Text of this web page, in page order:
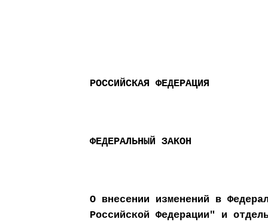
РОССИЙСКАЯ ФЕДЕРАЦИЯ
ФЕДЕРАЛЬНЫЙ ЗАКОН
О внесении изменений в
Российской Федерации" и